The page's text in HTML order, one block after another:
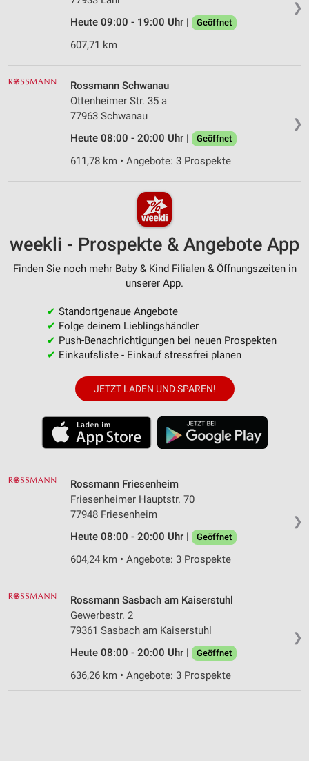
❯
Heute 09:00 - 19:00 Uhr |
Geöffnet
607,71 km
❯
Rossmann Schwanau
Ottenheimer Str. 35 a
77963 Schwanau
Heute 08:00 - 20:00 Uhr |
Geöffnet
611,78 km • Angebote: 3 Prospekte
weekli - Prospekte & Angebote App
Finden Sie noch mehr Baby & Kind Filialen & Öffnungszeiten in
unserer App.
✔ Standortgenaue Angebote
✔ Folge deinem Lieblingshändler
✔ Push-Benachrichtigungen bei neuen Prospekten
✔ Einkaufsliste - Einkauf stressfrei planen
JETZT LADEN UND SPAREN!
❯
Rossmann Friesenheim
Friesenheimer Hauptstr. 70
77948 Friesenheim
Heute 08:00 - 20:00 Uhr |
Geöffnet
604,24 km • Angebote: 3 Prospekte
❯
Rossmann Sasbach am Kaiserstuhl
Gewerbestr. 2
79361 Sasbach am Kaiserstuhl
Heute 08:00 - 20:00 Uhr |
Geöffnet
636,26 km • Angebote: 3 Prospekte